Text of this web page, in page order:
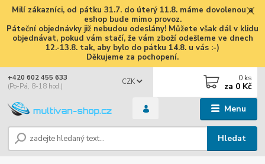
Milí zákazníci, od pátku 31.7. do úterý 11.8. máme dovolenou a
eshop bude mimo provoz.
Páteční objednávky již nebudou odeslány! Můžete však dál v klidu
objednávat, pokud vám stačí, že vám zboží odešleme ve dnech
12.-13.8. tak, aby bylo do pátku 14.8. u vás :-)
Děkujeme za pochopení.
Menu
CZK
Hledat
+420 602 455 633
(Po-Pá, 8-18 hod.)
0 ks
za 0 Kč